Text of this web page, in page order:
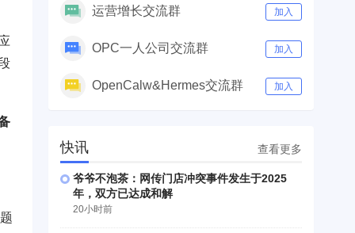
运营增长交流群 加入
OPC一人公司交流群 加入
OpenCalw&Hermes交流群 加入
快讯 查看更多
爷爷不泡茶：网传门店冲突事件发生于2025
年，双方已达成和解
20小时前